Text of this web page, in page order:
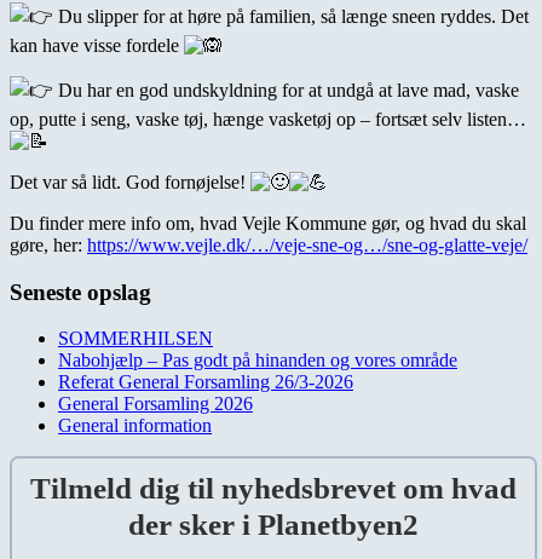
Du slipper for at høre på familien, så længe sneen ryddes. Det
kan have visse fordele
Du har en god undskyldning for at undgå at lave mad, vaske
op, putte i seng, vaske tøj, hænge vasketøj op – fortsæt selv listen…
Det var så lidt. God fornøjelse!
Du finder mere info om, hvad Vejle Kommune gør, og hvad du skal
gøre, her: https://www.vejle.dk/…/veje-sne-og…/sne-og-glatte-veje/
Seneste opslag
SOMMERHILSEN
Nabohjælp – Pas godt på hinanden og vores område
Referat General Forsamling 26/3-2026
General Forsamling 2026
General information
Tilmeld dig til nyhedsbrevet om hvad
der sker i Planetbyen2